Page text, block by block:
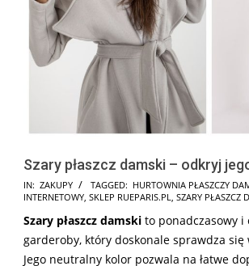
Szary płaszcz damski – odkryj
2025-
09-
01
IN: ZAKUPY TAGGED: HURTOWNIA PŁASZCZY
INTERNETOWY, SKLEP RUEPARIS.PL, SZARY PŁASZCZ
Szary płaszcz damski to ponadczasowy
garderoby, który doskonale sprawdza
Jego neutralny kolor pozwala na łatwe